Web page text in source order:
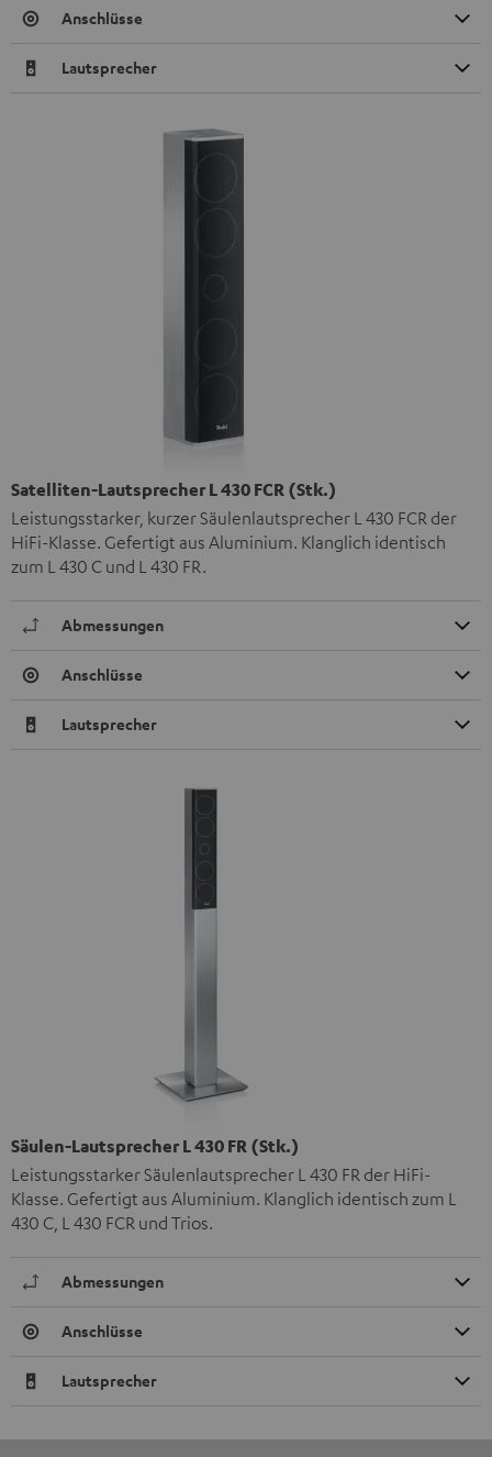
Anschlüsse
Lautsprecher
Satelliten-Lautsprecher L 430 FCR (Stk.)
Leistungsstarker, kurzer Säulenlautsprecher L 430 FCR der
HiFi-Klasse. Gefertigt aus Aluminium. Klanglich identisch
zum L 430 C und L 430 FR.
Abmessungen
Anschlüsse
Lautsprecher
Säulen-Lautsprecher L 430 FR (Stk.)
Leistungsstarker Säulenlautsprecher L 430 FR der HiFi-
Klasse. Gefertigt aus Aluminium. Klanglich identisch zum L
430 C, L 430 FCR und Trios.
Abmessungen
Anschlüsse
Lautsprecher